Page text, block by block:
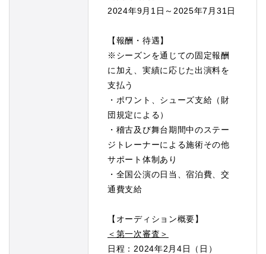
2024年9月1日～2025年7月31日
【報酬・待遇】
※シーズンを通じての固定報酬
に加え、実績に応じた出演料を
支払う
・ポワント、シューズ支給（財
団規定による）
・稽古及び舞台期間中のステー
ジトレーナーによる施術その他
サポート体制あり
・全国公演の日当、宿泊費、交
通費支給
【オーディション概要】
＜第一次審査＞
日程：2024年2月4日（日）